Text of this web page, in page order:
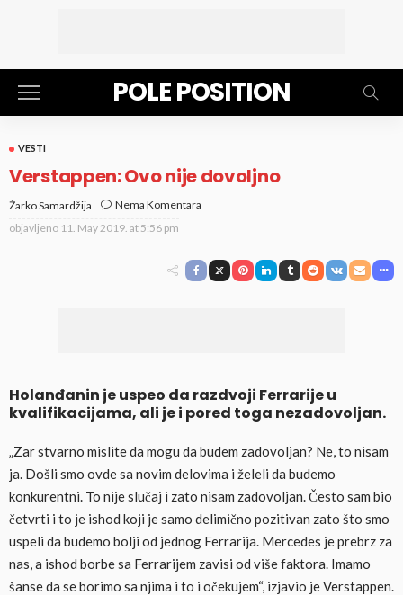
POLE POSITION
VESTI
Verstappen: Ovo nije dovoljno
Žarko Samardžija
Nema Komentara
objavljeno 11. May 2019. at 5:56 pm
Holanđanin je uspeo da razdvoji Ferrarije u
kvalifikacijama, ali je i pored toga nezadovoljan.
„Zar stvarno mislite da mogu da budem zadovoljan? Ne, to nisam
ja. Došli smo ovde sa novim delovima i želeli da budemo
konkurentni. To nije slučaj i zato nisam zadovoljan. Često sam bio
četvrti i to je ishod koji je samo delimično pozitivan zato što smo
uspeli da budemo bolji od jednog Ferrarija. Mercedes je prebrz za
nas, a ishod borbe sa Ferrarijem zavisi od više faktora. Imamo
šanse da se borimo sa njima i to i očekujem“, izjavio je Verstappen.